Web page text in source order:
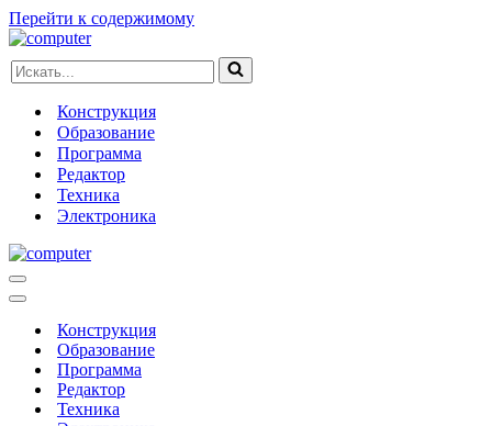
Перейти к содержимому
Искать...
Конструкция
Образование
Программа
Редактор
Техника
Электроника
Меню
навигации
Меню
навигацииКонструкция
Образование
Программа
Редактор
Техника